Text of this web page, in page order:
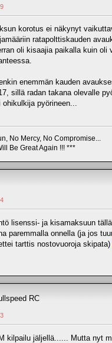
korotus ei näkynyt
ratapolttiskauden
oli kisaajia paikalla kuin oli
enemmän kauden
sillä radan takana olevalle
pyörineen...
No Mercy, No Compromise...
Be Great Again !!! ***
lisenssi- ja kisamaksuun
paremmalla onnella (ja jos
tarttis nostovuoroja skipata)
RC
kilpailu jäljellä...... Mutta nyt